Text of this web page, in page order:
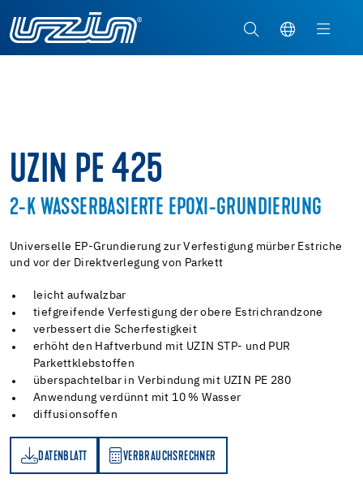
UZIN PE 425
2-K WASSERBASIERTE EPOXI-GRUNDIERUNG
Universelle EP-Grundierung zur Verfestigung mürber Estriche
und vor der Direktverlegung von Parkett
leicht aufwalzbar
tiefgreifende Verfestigung der obere Estrichrandzone
verbessert die Scherfestigkeit
erhöht den Haftverbund mit UZIN STP- und PUR
Parkettklebstoffen
überspachtelbar in Verbindung mit UZIN PE 280
Anwendung verdünnt mit 10 % Wasser
diffusionsoffen
DATENBLATT VERBRAUCHSRECHNER